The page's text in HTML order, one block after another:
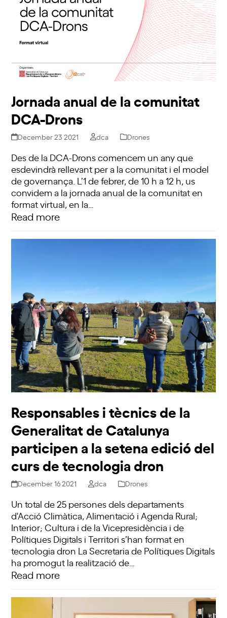
Jornada anual de la comunitat
DCA-Drons
December 23 2021 dca Drones
Des de la DCA-Drons comencem un any que
esdevindrà rellevant per a la comunitat i el model
de governança. L’1 de febrer, de 10 h a 12 h, us
convidem a la jornada anual de la comunitat en
format virtual, en la…
Read more
Responsables i tècnics de la
Generalitat de Catalunya
participen a la setena edició del
curs de tecnologia dron
December 16 2021 dca Drones
Un total de 25 persones dels departaments
d'Acció Climàtica, Alimentació i Agenda Rural;
Interior; Cultura i de la Vicepresidència i de
Polítiques Digitals i Territori s’han format en
tecnologia dron La Secretaria de Polítiques Digitals
ha promogut la realització de…
Read more